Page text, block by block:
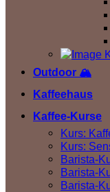
Outdoor 🏔️
Kaffeehaus
Kaffee-Kurse
Kurs:
Kurs:
Barista-
Barista-
Barista-